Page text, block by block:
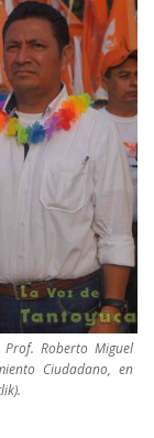
Roberto Miguel
Ciudadano, en